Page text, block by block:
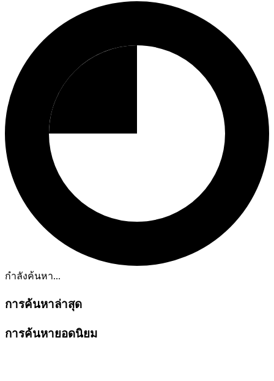
กำลังค้นหา...
การค้นหาล่าสุด
การค้นหายอดนิยม